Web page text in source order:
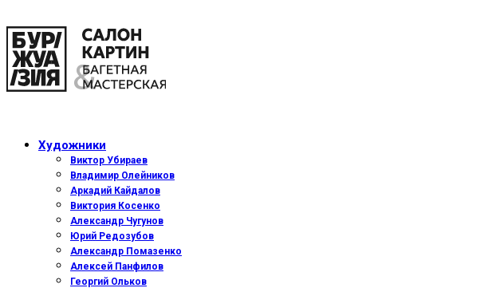
Художники
Виктор Убираев
Владимир Олейников
Аркадий Кайдалов
Виктория Косенко
Александр Чугунов
Юрий Редозубов
Александр Помазенко
Алексей Панфилов
Георгий Ольков